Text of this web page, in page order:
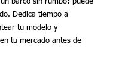
Dedica tiempo a
tu modelo y
tu mercado antes de